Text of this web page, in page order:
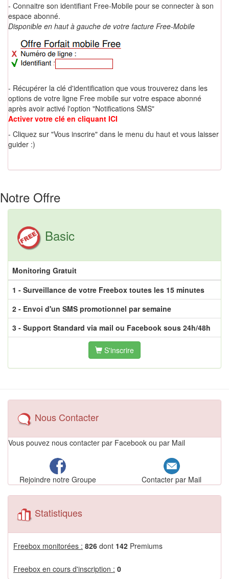
- Connaitre son identifiant Free-Mobile pour se connecter à son
espace abonné.
Disponible en haut à gauche de votre facture Free-Mobile
- Récupérer la clé d'identification que vous trouverez dans les
options de votre ligne Free mobile sur votre espace abonné
après avoir activé l'option "Notifications SMS"
Activer votre clé en cliquant ICI
- Cliquez sur "Vous inscrire" dans le menu du haut et vous laisser
guider :)
Notre Offre
Basic
Monitoring Gratuit
1 - Surveillance de votre Freebox toutes les 15 minutes
2 - Envoi d'un SMS promotionnel par semaine
3 - Support Standard via mail ou Facebook sous 24h/48h
S'inscrire
Nous Contacter
Vous pouvez nous contacter par Facebook ou par Mail
Rejoindre notre Groupe Contacter par Mail
Statistiques
Freebox monitorées : 826 dont 142 Premiums
Freebox en cours d'inscription : 0